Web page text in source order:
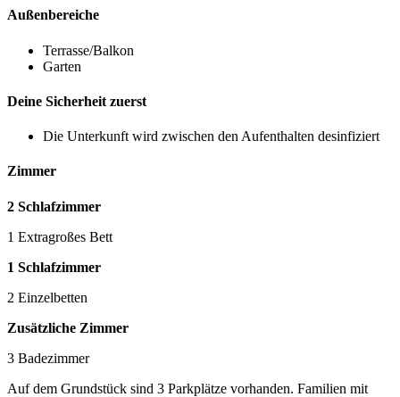
Außenbereiche
Terrasse/Balkon
Garten
Deine Sicherheit zuerst
Die Unterkunft wird zwischen den Aufenthalten desinfiziert
Zimmer
2 Schlafzimmer
1 Extragroßes Bett
1 Schlafzimmer
2 Einzelbetten
Zusätzliche Zimmer
3 Badezimmer
Auf dem Grundstück sind 3 Parkplätze vorhanden. Familien mit